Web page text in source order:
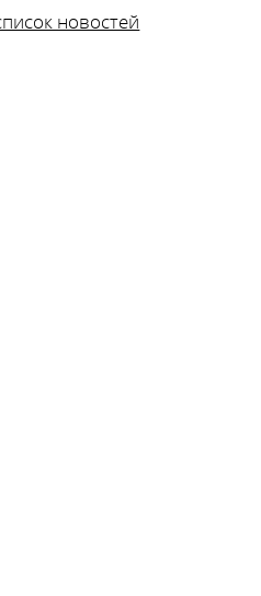
новостей